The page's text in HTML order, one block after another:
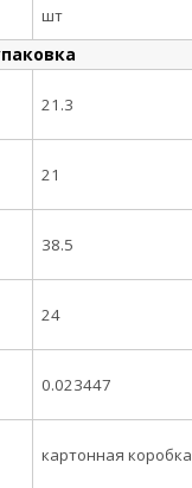
шт
21.3
21
38.5
24
0.023447
картонная коробка